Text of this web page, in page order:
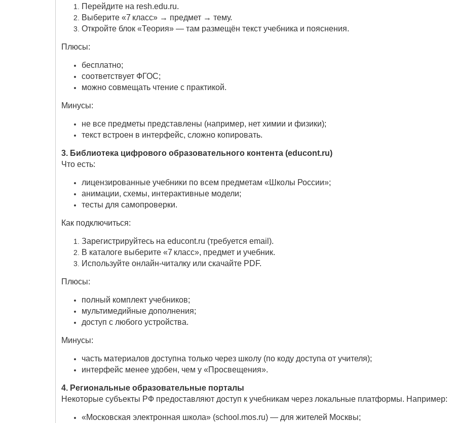
Перейдите на resh.edu.ru.
Выберите «7 класс» → предмет → тему.
Откройте блок «Теория» — там размещён текст учебника и пояснения.
Плюсы:
бесплатно;
соответствует ФГОС;
можно совмещать чтение с практикой.
Минусы:
не все предметы представлены (например, нет химии и физики);
текст встроен в интерфейс, сложно копировать.
3. Библиотека цифрового образовательного контента (educont.ru)
Что есть:
лицензированные учебники по всем предметам «Школы России»;
анимации, схемы, интерактивные модели;
тесты для самопроверки.
Как подключиться:
Зарегистрируйтесь на educont.ru (требуется email).
В каталоге выберите «7 класс», предмет и учебник.
Используйте онлайн‑читалку или скачайте PDF.
Плюсы:
полный комплект учебников;
мультимедийные дополнения;
доступ с любого устройства.
Минусы:
часть материалов доступна только через школу (по коду доступа от учителя);
интерфейс менее удобен, чем у «Просвещения».
4. Региональные образовательные порталы
Некоторые субъекты РФ предоставляют доступ к учебникам через локальные платформы. Например:
«Московская электронная школа» (school.mos.ru) — для жителей Москвы;